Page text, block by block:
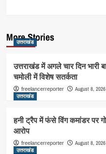
More Stories
उत्तराखंड
उत्तराखंड में अगले चार दिन भारी
चमोली में विशेष सतर्कता
freelancerreporter August 8, 2026
उत्तराखंड
हनी ट्रैप में फंसे विंग कमांडर पर
आरोप
freelancerreporter August 8, 2026
उत्तराखंड